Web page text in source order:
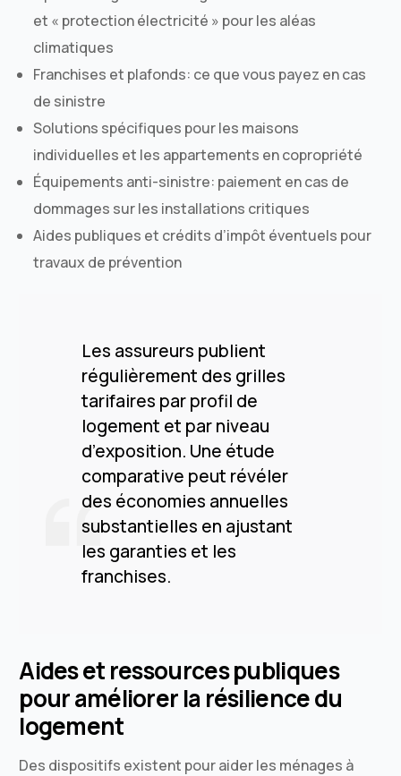
et « protection électricité » pour les aléas
climatiques
Franchises et plafonds: ce que vous payez en cas
de sinistre
Solutions spécifiques pour les maisons
individuelles et les appartements en copropriété
Équipements anti-sinistre: paiement en cas de
dommages sur les installations critiques
Aides publiques et crédits d’impôt éventuels pour
travaux de prévention
Les assureurs publient
régulièrement des grilles
tarifaires par profil de
logement et par niveau
d’exposition. Une étude
comparative peut révéler
des économies annuelles
substantielles en ajustant
les garanties et les
franchises.
Aides et ressources publiques
pour améliorer la résilience du
logement
Des dispositifs existent pour aider les ménages à